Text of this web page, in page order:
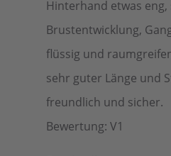
Hinterhand etwas eng,
Brustentwicklung,
flüssig und
sehr guter Länge und
freundlich und sicher.
Bewertung: V1